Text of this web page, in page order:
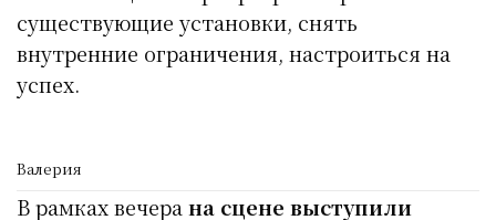
существующие установки, снять
внутренние ограничения, настроиться на
успех.
Валерия
В рамках вечерана сцене выступили